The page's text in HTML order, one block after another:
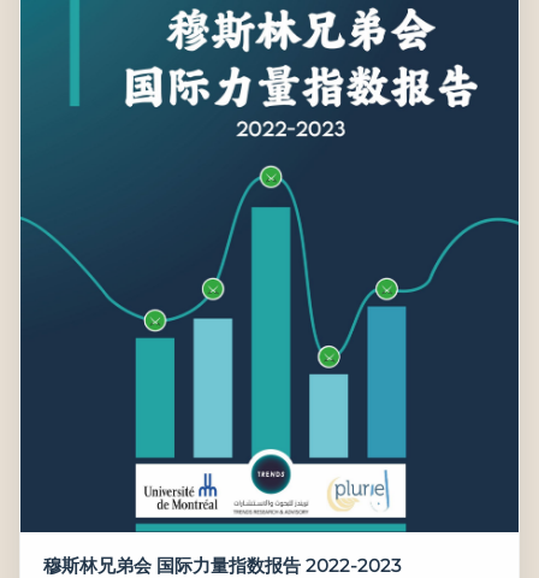
穆斯林兄弟会 国际力量指数报告 2022-2023